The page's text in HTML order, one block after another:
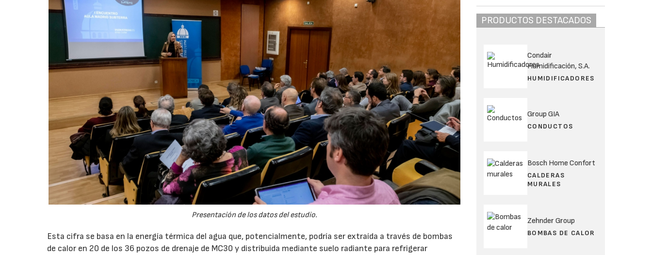
Presentación de los datos del estudio.
Esta cifra se basa en la energía térmica del agua que, potencialmente, podría ser extraída a través de bombas
de calor en 20 de los 36 pozos de drenaje de MC30 y distribuida mediante suelo radiante para refrigerar
PRODUCTOS DESTACADOS
Condair
Humidificación, S.A.
HUMIDIFICADORES
Group GIA
CONDUCTOS
Bosch Home Confort
CALDERAS
MURALES
Zehnder Group
BOMBAS DE CALOR